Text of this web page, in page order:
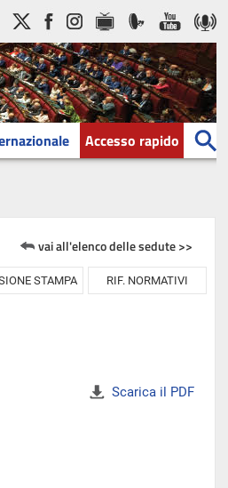
Accesso rapido
vai all'elenco delle sedute >>
STAMPA RIF. NORMATIVI
Scarica il PDF